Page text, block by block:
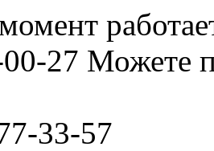
27 Можете
33-57